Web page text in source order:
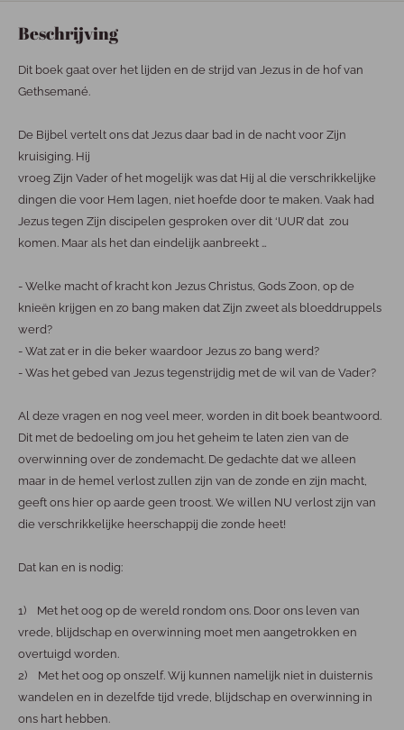
Beschrijving
Dit boek gaat over het lijden en de strijd van Jezus in de hof van
Gethsemané.
De Bijbel vertelt ons dat Jezus daar bad in de nacht voor Zijn
kruisiging. Hij
vroeg Zijn Vader of het mogelijk was dat Hij al die verschrikkelijke
dingen die voor Hem lagen, niet hoefde door te maken. Vaak had
Jezus tegen Zijn discipelen gesproken over dit ‘UUR’ dat zou
komen. Maar als het dan eindelijk aanbreekt …
- Welke macht of kracht kon Jezus Christus, Gods Zoon, op de
knieën krijgen en zo bang maken dat Zijn zweet als bloeddruppels
werd?
- Wat zat er in die beker waardoor Jezus zo bang werd?
- Was het gebed van Jezus tegenstrijdig met de wil van de Vader?
Al deze vragen en nog veel meer, worden in dit boek beantwoord.
Dit met de bedoeling om jou het geheim te laten zien van de
overwinning over de zondemacht. De gedachte dat we alleen
maar in de hemel verlost zullen zijn van de zonde en zijn macht,
geeft ons hier op aarde geen troost. We willen NU verlost zijn van
die verschrikkelijke heerschappij die zonde heet!
Dat kan en is nodig:
1) Met het oog op de wereld rondom ons. Door ons leven van
vrede, blijdschap en overwinning moet men aangetrokken en
overtuigd worden.
2) Met het oog op onszelf. Wij kunnen namelijk niet in duisternis
wandelen en in dezelfde tijd vrede, blijdschap en overwinning in
ons hart hebben.